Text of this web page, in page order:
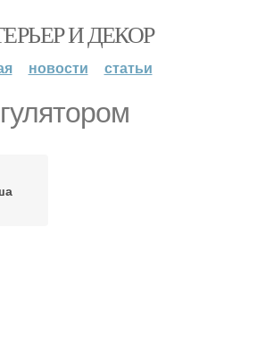
И ДЕКОР
новости статьи